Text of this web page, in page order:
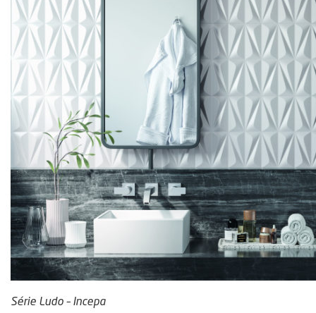
Série Ludo – Incepa